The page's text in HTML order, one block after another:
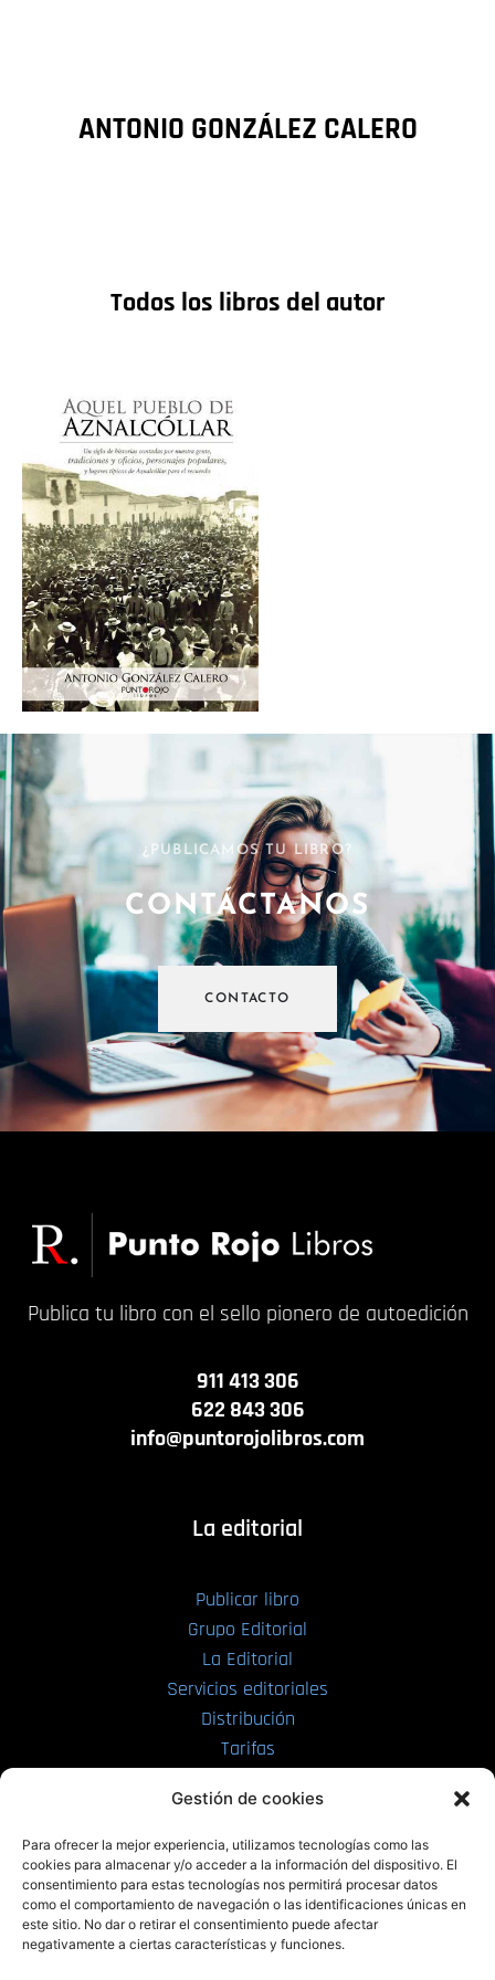
Gestión de cookies
Para ofrecer la mejor experiencia, utilizamos tecnologías como las
cookies para almacenar y/o acceder a la información del dispositivo. El
consentimiento para estas tecnologías nos permitirá procesar datos
como el comportamiento de navegación o las identificaciones únicas en
este sitio. No dar o retirar el consentimiento puede afectar
negativamente a ciertas características y funciones.
ANTONIO GONZÁLEZ CALERO
Todos los libros del autor
¿PUBLICAMOS TU LIBRO?
CONTÁCTANOS
CONTACTO
Publica tu libro con el sello pionero de autoedición
911 413 306
622 843 306
info@puntorojolibros.com
La editorial
Publicar libro
Grupo Editorial
La Editorial
Servicios editoriales
Distribución
Tarifas
PRL | Films
PRL | Play
PRL | LAB